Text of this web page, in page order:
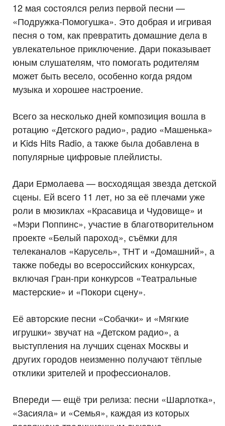
12 мая состоялся релиз первой песни —
«Подружка-Помогушка». Это добрая и игривая
песня о том, как превратить домашние дела в
увлекательное приключение. Дари показывает
юным слушателям, что помогать родителям
может быть весело, особенно когда рядом
музыка и хорошее настроение.
Всего за несколько дней композиция вошла в
ротацию «Детского радио», радио «Машенька»
и Kids Hits Radio, а также была добавлена в
популярные цифровые плейлисты.
Дари Ермолаева — восходящая звезда детской
сцены. Ей всего 11 лет, но за её плечами уже
роли в мюзиклах «Красавица и Чудовище» и
«Мэри Поппинс», участие в благотворительном
проекте «Белый пароход», съёмки для
телеканалов «Карусель», ТНТ и «Домашний», а
также победы во всероссийских конкурсах,
включая Гран-при конкурсов «Театральные
мастерские» и «Покори сцену».
Её авторские песни «Собачки» и «Мягкие
игрушки» звучат на «Детском радио», а
выступления на лучших сценах Москвы и
других городов неизменно получают тёплые
отклики зрителей и профессионалов.
Впереди — ещё три релиза: песни «Шарлотка»,
«Засияла» и «Семья», каждая из которых